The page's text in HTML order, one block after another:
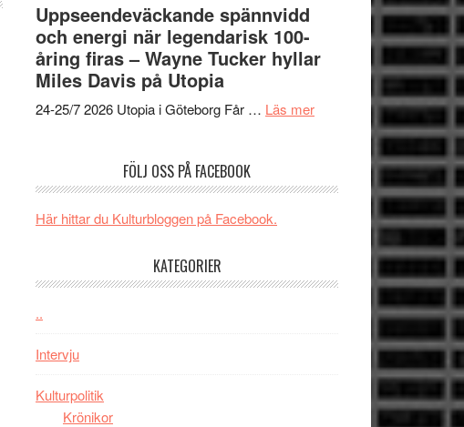
Toronto
filmen
någonsin
jubileum
Budapest
Uppseendeväckande spännvidd
och energi när legendarisk 100-
åring firas – Wayne Tucker hyllar
Miles Davis på Utopia
24-25/7 2026 Utopia i Göteborg Får … Läs merom
Uppseendeväckande
spännvidd
energi
åring
FÖLJ OSS PÅ FACEBOOK
Här hittar du Kulturbloggen på Facebook.
KATEGORIER
..
Intervju
Kulturpolitik
Krönikor